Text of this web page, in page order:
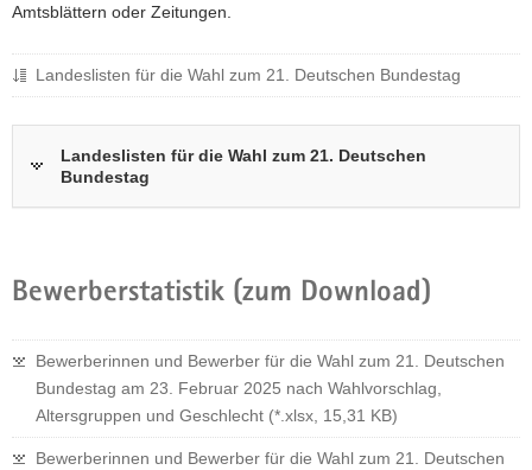
Amtsblättern oder Zeitungen.
Landeslisten für die Wahl zum 21. Deutschen Bundestag
Landeslisten für die Wahl zum 21. Deutschen
Bundestag
Bewerberstatistik (zum Download)
Bewerberinnen und Bewerber für die Wahl zum 21. Deutschen
Bundestag am 23. Februar 2025 nach Wahlvorschlag,
Altersgruppen und Geschlecht (*.xlsx, 15,31 KB)
Bewerberinnen und Bewerber für die Wahl zum 21. Deutschen